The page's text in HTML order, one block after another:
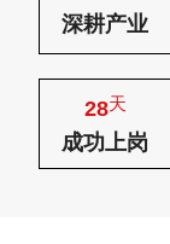
深耕产业
28天
成功上岗